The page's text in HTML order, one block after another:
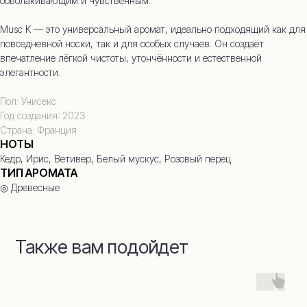
Musc K — это универсальный аромат, идеально подходящий как для
повседневной носки, так и для особых случаев. Он создаёт
впечатление лёгкой чистоты, утончённости и естественной
элегантности.
Пол: Унисекс
Год создания: 2023
Страна: Франция
НОТЫ
Кедр, Ирис, Ветивер, Белый мускус, Розовый перец
ТИП АРОМАТА
◎ Древесные
Также вам подойдет